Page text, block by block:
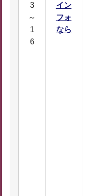
3
～
1
6
イン
フォ
なら